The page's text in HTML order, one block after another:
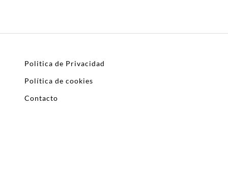
Politica de Privacidad
Política de cookies
Contacto